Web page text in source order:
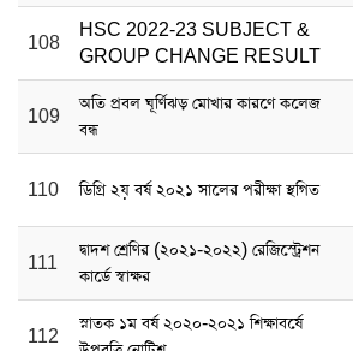
108
HSC 2022-23 SUBJECT &
GROUP CHANGE RESULT
109
অতি প্রবল ঘূর্ণিঝড় মোখার কারণে কলেজ
বন্ধ
110 ডিগ্রি ২য় বর্ষ ২০২১ সালের পরীক্ষা স্থগিত
111
দ্বাদশ শ্রেণির (২০২১-২০২২) রেজিস্ট্রেশন
কার্ডে স্বাক্ষর
112
স্নাতক ১ম বর্ষ ২০২০-২০২১ শিক্ষাবর্ষে